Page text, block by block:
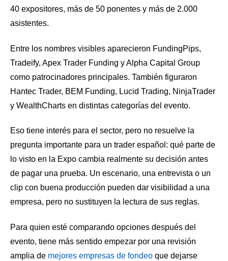
40 expositores, más de 50 ponentes y más de 2.000
asistentes.
Entre los nombres visibles aparecieron FundingPips,
Tradeify, Apex Trader Funding y Alpha Capital Group
como patrocinadores principales. También figuraron
Hantec Trader, BEM Funding, Lucid Trading, NinjaTrader
y WealthCharts en distintas categorías del evento.
Eso tiene interés para el sector, pero no resuelve la
pregunta importante para un trader español: qué parte de
lo visto en la Expo cambia realmente su decisión antes
de pagar una prueba. Un escenario, una entrevista o un
clip con buena producción pueden dar visibilidad a una
empresa, pero no sustituyen la lectura de sus reglas.
Para quien esté comparando opciones después del
evento, tiene más sentido empezar por una revisión
amplia de mejores empresas de fondeo que dejarse